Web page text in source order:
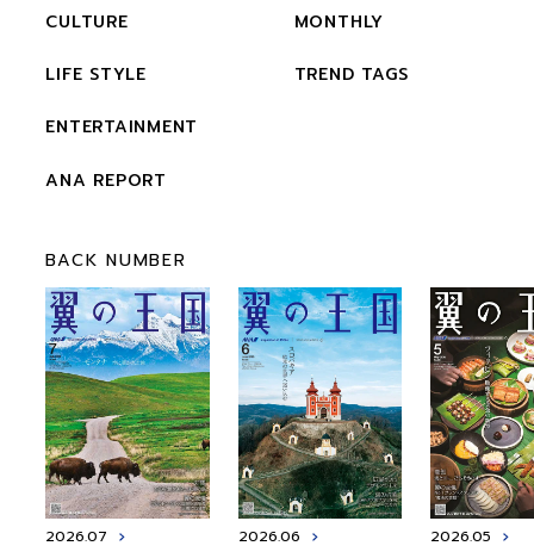
CULTURE
LIFE STYLE
ENTERTAINMENT
ANA REPORT
MONTHLY
TREND TAGS
BACK NUMBER
2026.07 2026.06 2026.05